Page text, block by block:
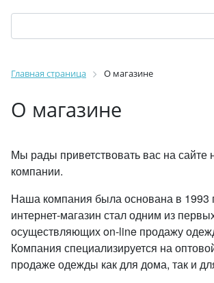
Главная страница О магазине
О магазине
Мы рады приветствовать вас на сайте
компании.
Наша компания была основана в 1993
интернет-магазин стал одним из
осуществляющих on-line продажу
Компания специализируется на
продаже одежды как для дома, так и